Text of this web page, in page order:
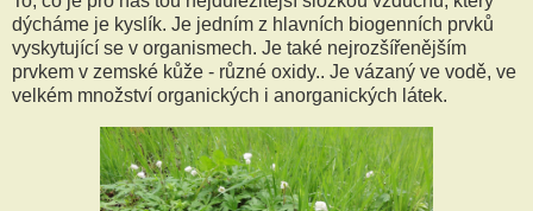
dýcháme je kyslík. Je jedním z hlavních biogenních prvků
vyskytující se v organismech. Je také nejrozšířenějším
prvkem v zemské kůže - různé oxidy.. Je vázaný ve vodě, ve
velkém množství organických i anorganických látek.